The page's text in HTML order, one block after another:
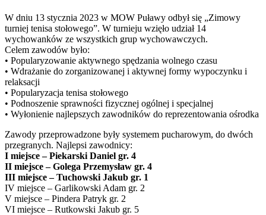
W dniu 13 stycznia 2023 w MOW Puławy odbył się „Zimowy
turniej tenisa stołowego”. W turnieju wzięło udział 14
wychowanków ze wszystkich grup wychowawczych.
Celem zawodów było:
• Popularyzowanie aktywnego spędzania wolnego czasu
• Wdrażanie do zorganizowanej i aktywnej formy wypoczynku i
relaksacji
• Popularyzacja tenisa stołowego
• Podnoszenie sprawności fizycznej ogólnej i specjalnej
• Wyłonienie najlepszych zawodników do reprezentowania ośrodka
Zawody przeprowadzone były systemem pucharowym, do dwóch
przegranych. Najlepsi zawodnicy:
I miejsce – Piekarski Daniel gr. 4
II miejsce – Golega Przemysław gr. 4
III miejsce – Tuchowski Jakub gr. 1
IV miejsce – Garlikowski Adam gr. 2
V miejsce – Pindera Patryk gr. 2
VI miejsce – Rutkowski Jakub gr. 5